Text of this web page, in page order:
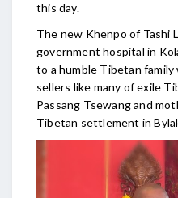
this day.
The new Khenpo of Tashi
government hospital in
to a humble Tibetan
sellers like many of exile
Passang Tsewang and
Tibetan settlement in